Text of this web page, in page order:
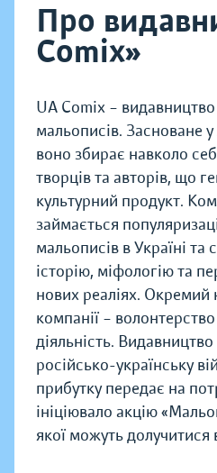
Про
Comix»
UA Comix – видавництво
мальописів. Засноване
воно збирає навколо
творців та авторів, що
культурний продукт.
займається
мальописів в Україні та
історію, міфологію та
нових реаліях. Окремий
компанії –
діяльність.
російсько-українську
прибутку передає на
ініціювало акцію
якої можуть долучитися